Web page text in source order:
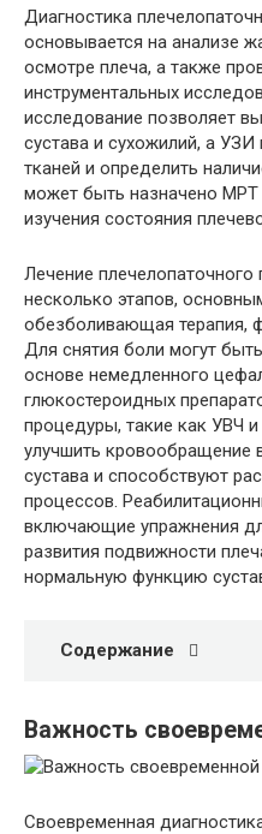
Диагностика
основывается на анализе
осмотре плеча, а также
инструментальных
исследование позволяет
сустава и сухожилий, а
тканей и определить
может быть назначено МРТ
изучения состояния
Лечение плечелопаточного
несколько этапов,
обезболивающая терапия,
Для снятия боли могут
основе немедленного
глюкостероидных
процедуры, такие как УВЧ
улучшить кровообращение
сустава и способствуют
процессов.
включающие упражнения
развития подвижности
нормальную функцию
Содержание
Важность
Своевременная